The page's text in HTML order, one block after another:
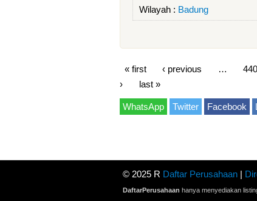
Wilayah : Badung
« first ‹ previous 440
›
last »
WhatsApp Twitter Facebook
© 2025 R Daftar Perusahaan |
DaftarPerusahaan hanya menyediakan